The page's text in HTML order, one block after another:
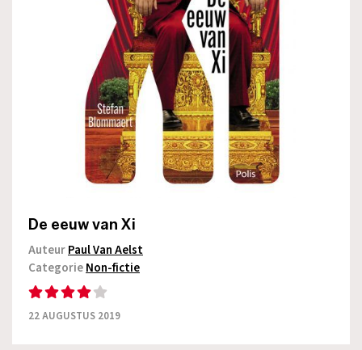
De eeuw van Xi
AuteurPaul Van Aelst
CategorieNon-fictie
22 AUGUSTUS 2019